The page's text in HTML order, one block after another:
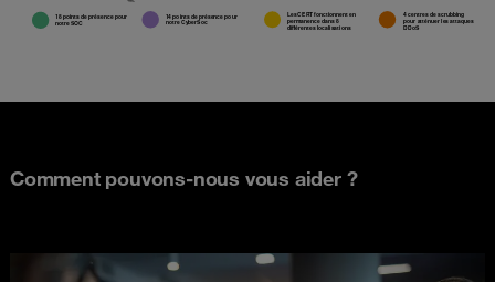
Comment pouvons-nous vous aider ?